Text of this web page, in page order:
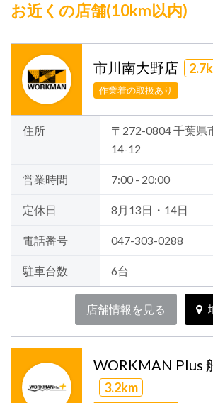
お近くの店舗(10km以内)
市川南大野店
作業着の取扱あり
住所
〒272-0804 千葉県
14-12
営業時間 7:00 - 20:00
定休日 8月13日・14日
電話番号 047-303-0288
駐車台数 6台
店舗情報を見る
WORKMAN Plus
3.2km